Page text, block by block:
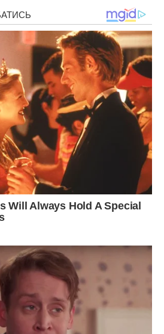
хоча спочатку дуже важко було.
виходило з роботою і в
слівця: “невдаха”, на
що сваритися з нею не
мене або що, але все
У нього з роботою вирівнялося,
вже пів року не спілкувалася, щось
прийшла до моєї свекрухи і
жалілася, причому додала від
різними обзивала, хоча я собі
говорити.
ситуацію, спочатку